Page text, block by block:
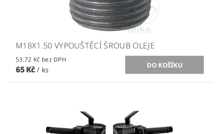
M18X1.50 VYPOUŠTĚCÍ ŠROUB OLEJE
53,72 Kč bez DPH
65 Kč/ ks